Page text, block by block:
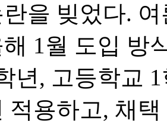
을 빚었다.
1월 도입 방
년, 고등학교
적용하고, 채